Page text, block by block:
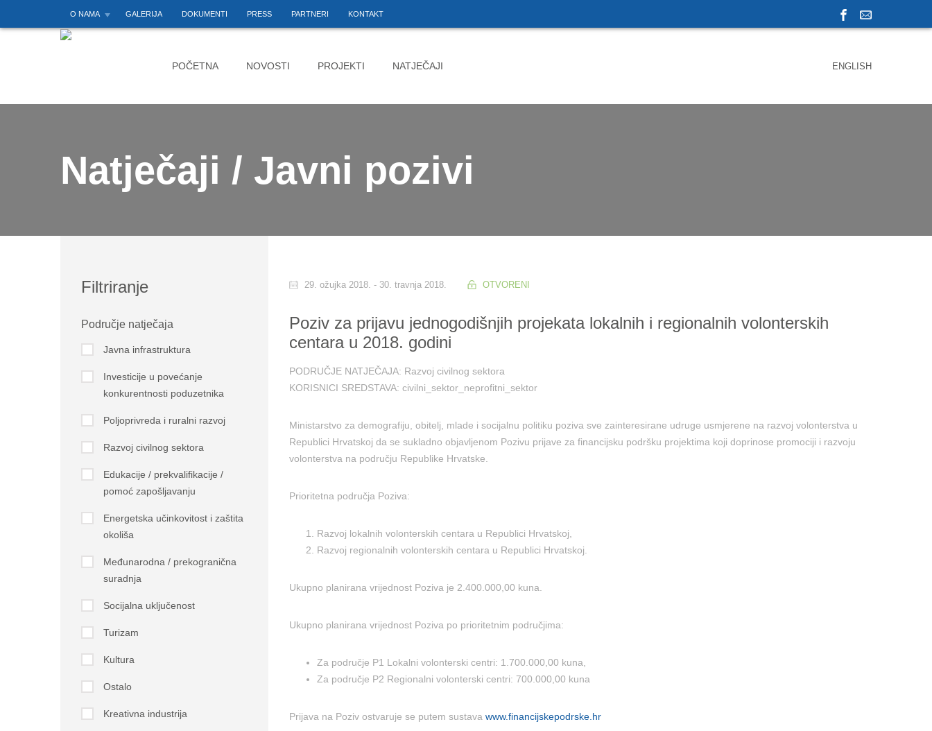
O NAMA GALERIJA DOKUMENTI PRESS PARTNERI KONTAKT
POČETNA NOVOSTI PROJEKTI NATJEČAJI ENGLISH
Natječaji / Javni pozivi
Filtriranje
Područje natječaja
Javna infrastruktura
Investicije u povećanje
konkurentnosti poduzetnika
Poljoprivreda i ruralni razvoj
Razvoj civilnog sektora
Edukacije / prekvalifikacije /
pomoć zapošljavanju
Energetska učinkovitost i zaštita
okoliša
Međunarodna / prekogranična
suradnja
Socijalna uključenost
Turizam
Kultura
Ostalo
Kreativna industrija
29. ožujka 2018. - 30. travnja 2018. OTVORENI
Poziv za prijavu jednogodišnjih projekata lokalnih i regionalnih volonterskih
centara u 2018. godini
PODRUČJE NATJEČAJA: Razvoj civilnog sektora
KORISNICI SREDSTAVA: civilni_sektor_neprofitni_sektor
Ministarstvo za demografiju, obitelj, mlade i socijalnu politiku poziva sve zainteresirane udruge usmjerene na razvoj volonterstva u
Republici Hrvatskoj da se sukladno objavljenom Pozivu prijave za financijsku podršku projektima koji doprinose promociji i razvoju
volonterstva na području Republike Hrvatske.
Prioritetna područja Poziva:
Razvoj lokalnih volonterskih centara u Republici Hrvatskoj,
Razvoj regionalnih volonterskih centara u Republici Hrvatskoj.
Ukupno planirana vrijednost Poziva je 2.400.000,00 kuna.
Ukupno planirana vrijednost Poziva po prioritetnim područjima:
Za područje P1 Lokalni volonterski centri: 1.700.000,00 kuna,
Za područje P2 Regionalni volonterski centri: 700.000,00 kuna
Prijava na Poziv ostvaruje se putem sustava www.financijskepodrske.hr